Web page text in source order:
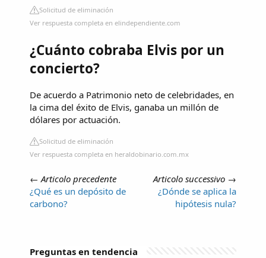
Solicitud de eliminación
Ver respuesta completa en elindependiente.com
¿Cuánto cobraba Elvis por un
concierto?
De acuerdo a Patrimonio neto de celebridades, en
la cima del éxito de Elvis, ganaba un millón de
dólares por actuación.
Solicitud de eliminación
Ver respuesta completa en heraldobinario.com.mx
← Articolo precedente
¿Qué es un depósito de
carbono?
Articolo successivo →
¿Dónde se aplica la
hipótesis nula?
Preguntas en tendencia